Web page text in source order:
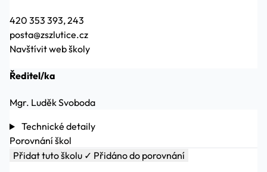
420 353 393, 243
posta@zszlutice.cz
Navštívit web školy
Ředitel/ka
Mgr. Luděk Svoboda
Technické detaily
Porovnání škol
Přidat tuto školu ✓ Přidáno do porovnání